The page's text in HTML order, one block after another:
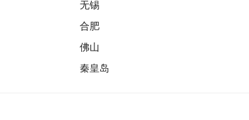
无锡
合肥
佛山
秦皇岛